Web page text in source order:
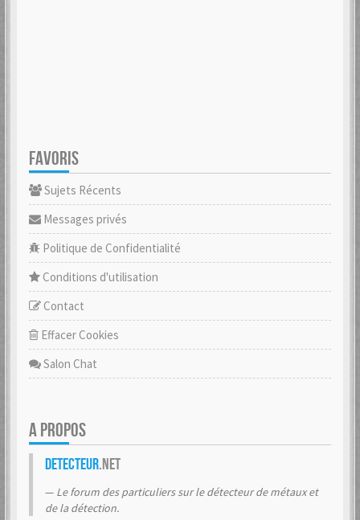
FAVORIS
Sujets Récents
Messages privés
Politique de Confidentialité
Conditions d'utilisation
Contact
Effacer Cookies
Salon Chat
A PROPOS
Detecteur.net
Le forum des particuliers sur le détecteur de métaux et
de la détection.